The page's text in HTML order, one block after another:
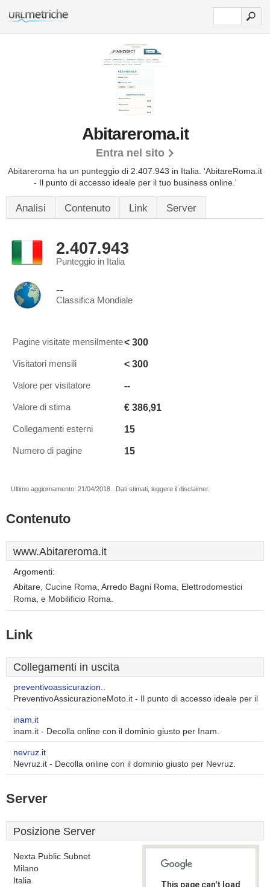
Abitareroma.it
Entra nel sito
Abitareroma ha un punteggio di 2.407.943 in Italia. 'AbitareRoma.it
- Il punto di accesso ideale per il tuo business online.'
Analisi Contenuto Link Server
2.407.943
Punteggio in Italia
--
Classifica Mondiale
Pagine visitate mensilmente< 300
Visitatori mensili < 300
Valore per visitatore --
Valore di stima € 386,91
Collegamenti esterni 15
Numero di pagine 15
Ultimo aggiornamento: 21/04/2018 . Dati stimati, leggere il disclaimer.
Contenuto
www.Abitareroma.it
Argomenti:
Abitare, Cucine Roma, Arredo Bagni Roma, Elettrodomestici
Roma, e Mobilificio Roma.
Link
Collegamenti in uscita
preventivoassicurazion..
PreventivoAssicurazioneMoto.it - Il punto di accesso ideale per il
inam.it
inam.it - Decolla online con il dominio giusto per Inam.
nevruz.it
Nevruz.it - Decolla online con il dominio giusto per Nevruz.
Server
Posizione Server
Nexta Public Subnet
Milano
Italia
This page can't load